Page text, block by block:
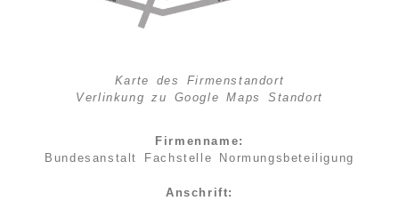
Karte des Firmenstandort
Verlinkung zu Google Maps Standort
Firmenname:
Bundesanstalt Fachstelle Normungsbeteiligung
Anschrift: